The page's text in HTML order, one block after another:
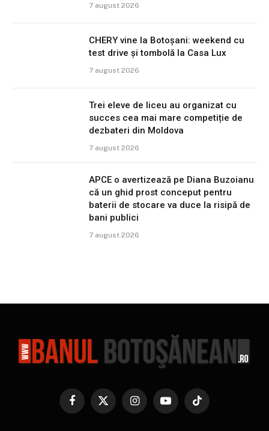
7 august 2026
CHERY vine la Botoșani: weekend cu
test drive și tombolă la Casa Lux
7 august 2026
Trei eleve de liceu au organizat cu
succes cea mai mare competiție de
dezbateri din Moldova
7 august 2026
APCE o avertizează pe Diana Buzoianu
că un ghid prost conceput pentru
baterii de stocare va duce la risipă de
bani publici
7 august 2026
Facebook
X
InstagramYouTubeTikTok